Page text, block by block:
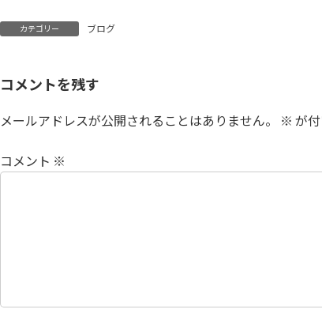
カテゴリー ブログ
コメントを残す
メールアドレスが公開されることはありません。 ※ が
コメント ※